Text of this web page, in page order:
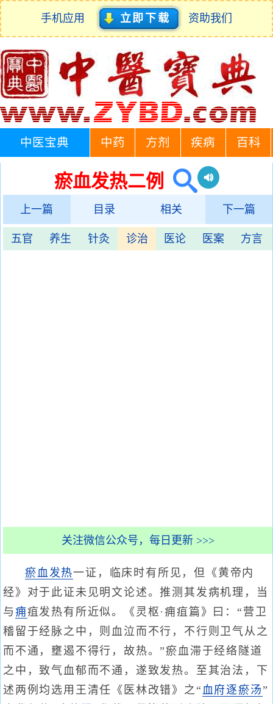
手机应用 立即下载 资助我们
中医宝典 中药 方剂 疾病 百科
瘀血发热二例
上一篇 目录 相关 下一篇
五官 养生 针灸 诊治 医论 医案 方言
关注微信公众号，每日更新 >>>
瘀血发热一证，临床时有所见，但《黄帝内
经》对于此证未见明文论述。推测其发病机理，当
与 痈疽发热有所近似。《灵枢·痈疽篇》曰：“营卫
稽留于经脉之中，则血泣而不行，不行则卫气从之
而不通，壅遏不得行，故热。”瘀血滞于经络隧道
之中，致气血郁而不通，遂致发热。至其治法，下
述两例均选用王清任《医林改错》之“血府逐瘀汤”